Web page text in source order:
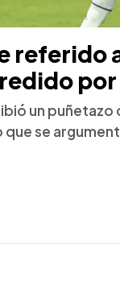
referido
un puñetazo
se